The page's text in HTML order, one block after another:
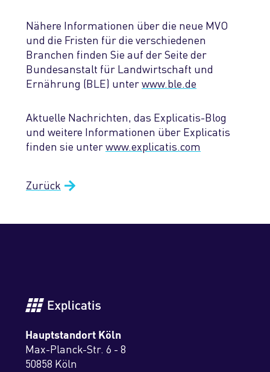
Nähere Informationen über die neue MVO
und die Fristen für die verschiedenen
Branchen finden Sie auf der Seite der
Bundesanstalt für Landwirtschaft und
Ernährung (BLE) unterwww.ble.de
Aktuelle Nachrichten, das Explicatis-Blog
und weitere Informationen über Explicatis
finden sie unterwww.explicatis.com
Zurück
Hauptstandort Köln
Max-Planck-Str. 6 - 8
50858 Köln